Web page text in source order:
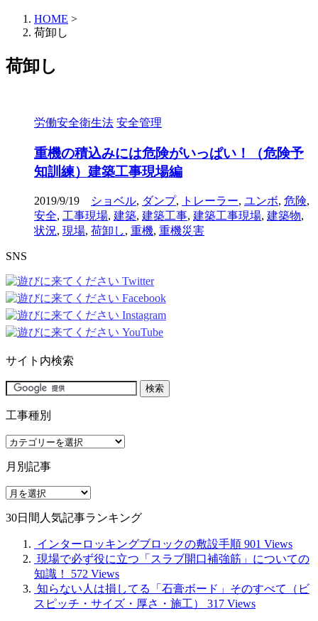
HOME >
荷卸し
荷卸し
労働安全衛生法 安全管理
重機の積込みには危険がいっぱい！（危険予
知訓練）建築工事現場編
2019/9/19 ショベル, ダンプ, トレーラー, ユンボ, 危険,
安全, 工事現場, 建築, 建築工事, 建築工事現場, 建築物,
状況, 現場, 荷卸し, 重機, 重機災害
SNS
サイト内検索
工事種別
工
種
別
月別記事
月
記
30日間人気記事ランキング
インターロッキングブロックの敷設手順 901 Views
現場で必ず役に立つ「スラブ開口補強筋」についての
知識！
572 Views
知らない人は損してる「石膏ボード」そのすべて（ビ
スピッチ・サイズ・厚さ・施工）
317 Views